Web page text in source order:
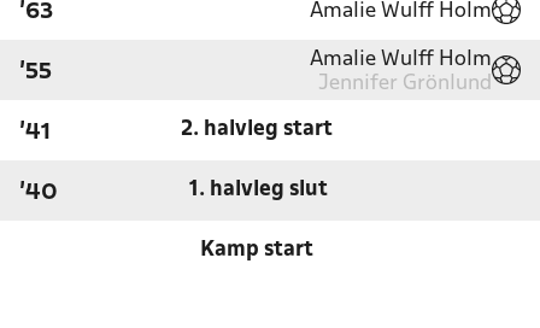
'63 Amalie Wulff Holm
'55
Amalie Wulff Holm
Jennifer Grönlund
'41 2. halvleg start
'40 1. halvleg slut
Kamp start